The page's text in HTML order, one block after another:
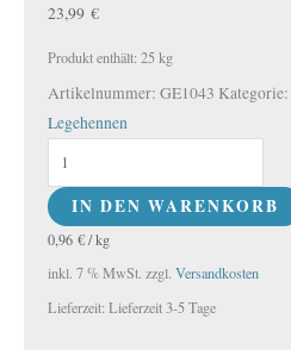
23,99 €
Produkt enthält: 25 kg
Artikelnummer: GE1043 Kategorie:
Legehennen
IN DEN WARENKORB
0,96 €/kg
inkl. 7 % MwSt. zzgl. Versandkosten
Lieferzeit:Lieferzeit 3-5 Tage